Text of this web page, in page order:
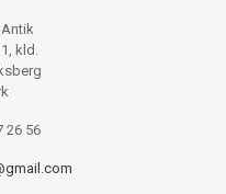
kld.
26 56